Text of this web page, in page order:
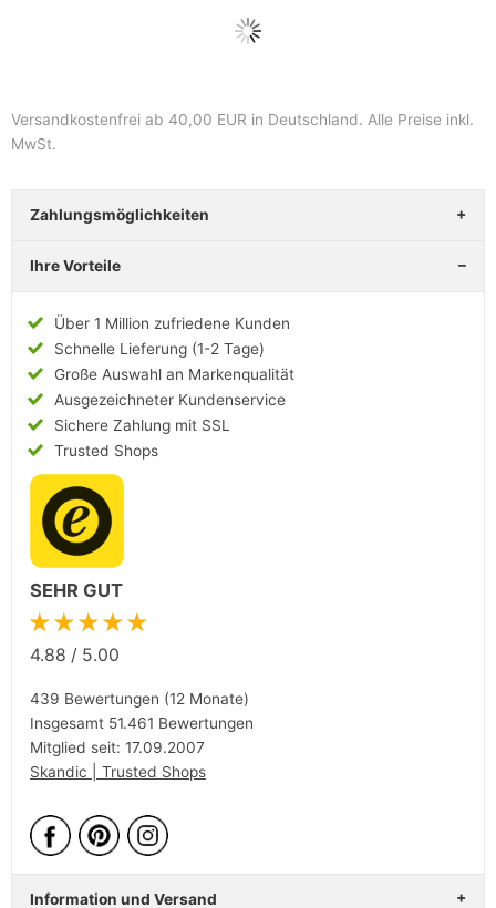
Versandkostenfrei ab 40,00 EUR in Deutschland. Alle Preise inkl.
MwSt.
Zahlungsmöglichkeiten
Ihre Vorteile
Über 1 Million zufriedene Kunden
Schnelle Lieferung (1-2 Tage)
Große Auswahl an Markenqualität
Ausgezeichneter Kundenservice
Sichere Zahlung mit SSL
Trusted Shops
SEHR GUT
★★★★★
4.88 / 5.00
439 Bewertungen (12 Monate)
Insgesamt 51.461 Bewertungen
Mitglied seit: 17.09.2007
Skandic | Trusted Shops
Information und Versand